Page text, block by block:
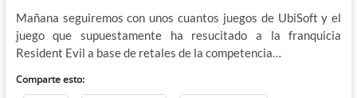
Mañana seguiremos con unos cuantos juegos de UbiSoft y el
juego que supuestamente ha resucitado a la franquicia
Resident Evil a base de retales de la competencia…
Comparte esto: